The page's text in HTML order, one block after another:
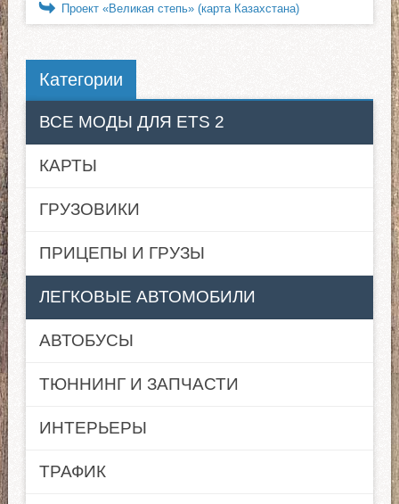
Проект «Великая степь» (карта Казахстана)
Категории
ВСЕ МОДЫ ДЛЯ ETS 2
КАРТЫ
ГРУЗОВИКИ
ПРИЦЕПЫ И ГРУЗЫ
ЛЕГКОВЫЕ АВТОМОБИЛИ
АВТОБУСЫ
ТЮННИНГ И ЗАПЧАСТИ
ИНТЕРЬЕРЫ
ТРАФИК